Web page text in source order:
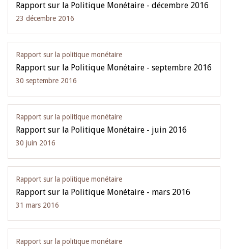
Rapport sur la Politique Monétaire - décembre 2016
23 décembre 2016
Rapport sur la politique monétaire
Rapport sur la Politique Monétaire - septembre 2016
30 septembre 2016
Rapport sur la politique monétaire
Rapport sur la Politique Monétaire - juin 2016
30 juin 2016
Rapport sur la politique monétaire
Rapport sur la Politique Monétaire - mars 2016
31 mars 2016
Rapport sur la politique monétaire